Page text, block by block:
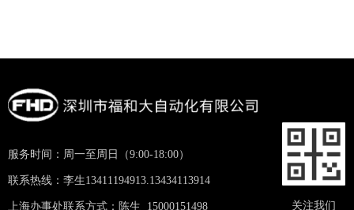
关注我们
服务时间：周一至周日（9:00-18:00）
联系热线：李生13411194913.13434113914
上海办事处联系方式：陈生 15000151498